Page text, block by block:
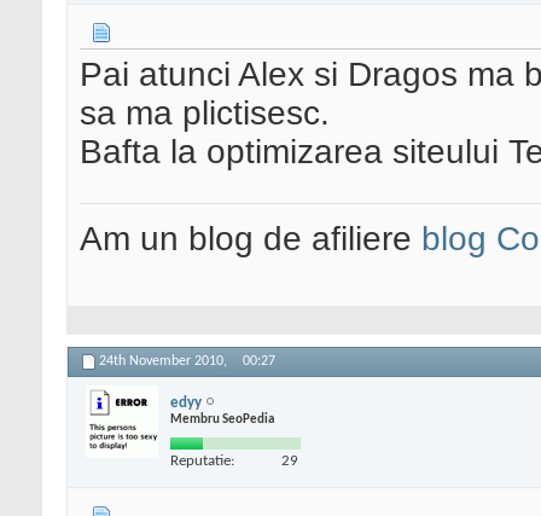
Pai atunci Alex si Dragos ma
sa ma plictisesc.
Bafta la optimizarea siteului
Am un blog de afiliere blog
24th November 2010, 00:27
edyy
Membru SeoPedia
Reputatie: 29